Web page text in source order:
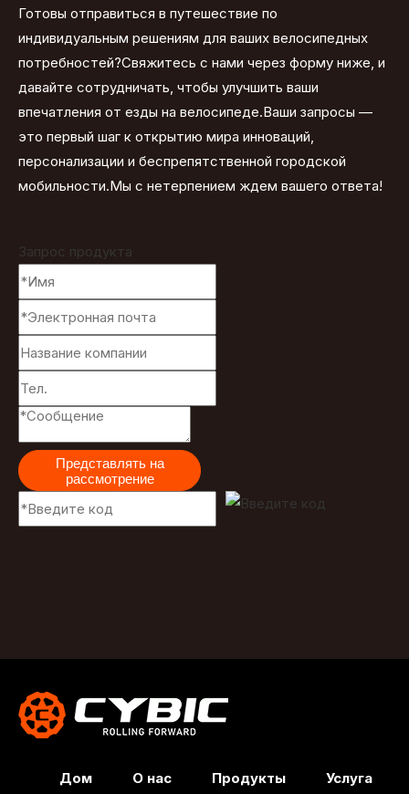
Готовы отправиться в путешествие по
индивидуальным решениям для ваших велосипедных
потребностей?Свяжитесь с нами через форму ниже, и
давайте сотрудничать, чтобы улучшить ваши
впечатления от езды на велосипеде.Ваши запросы —
это первый шаг к открытию мира инноваций,
персонализации и беспрепятственной городской
мобильности.Мы с нетерпением ждем вашего ответа!
Запрос продукта
Представлять на
рассмотрение
Дом О нас Продукты Услуга